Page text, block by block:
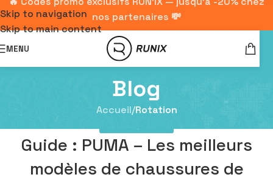
Skip to navigation
Skip to main content
nos partenaires 💸
MENU
Blog
Accueil/Rotation
Guide : PUMA – Les meilleurs
modèles de chaussures de